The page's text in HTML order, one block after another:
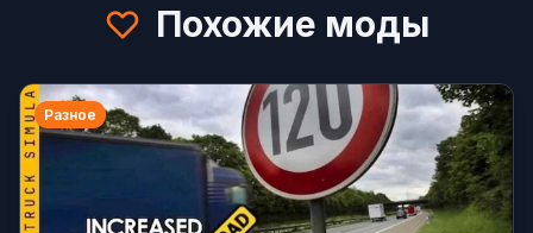
Похожие моды
Разное